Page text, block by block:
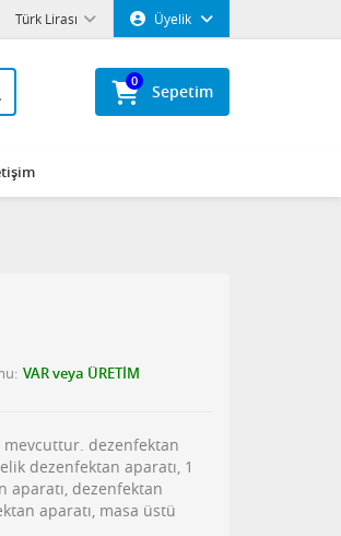
Üyelik
Türk Lirası
Sepetim
0
VAR veya ÜRETİM
mevcuttur. dezenfektan
dezenfektan aparatı, 1
aparatı, dezenfektan
aparatı, masa üstü